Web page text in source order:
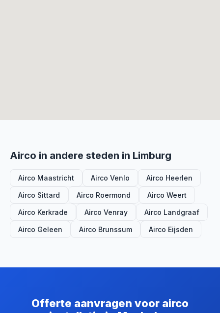
Airco in andere steden in Limburg
Airco Maastricht Airco Venlo Airco Heerlen
Airco Sittard Airco Roermond Airco Weert
Airco Kerkrade Airco Venray Airco Landgraaf
Airco Geleen Airco Brunssum Airco Eijsden
Offerte aanvragen voor airco